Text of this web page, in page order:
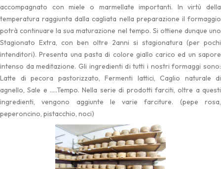
accompagnato con miele o marmellate importanti. In virtù della
temperatura raggiunta dalla cagliata nella preparazione il formaggio
potrà continuare la sua maturazione nel tempo. Si ottiene dunque uno
Stagionato Extra, con ben oltre 2anni si stagionatura (per pochi
intenditori). Presenta una pasta di colore giallo carico ed un sapore
intenso da meditazione. Gli ingredienti di tutti i nostri formaggi sono:
Latte di pecora pastorizzato, Fermenti lattici, Caglio naturale di
agnello, Sale e …..Tempo. Nella serie di prodotti farciti, oltre a questi
ingredienti, vengono aggiunte le varie farciture. (pepe rosa,
peperoncino, pistacchio, noci)